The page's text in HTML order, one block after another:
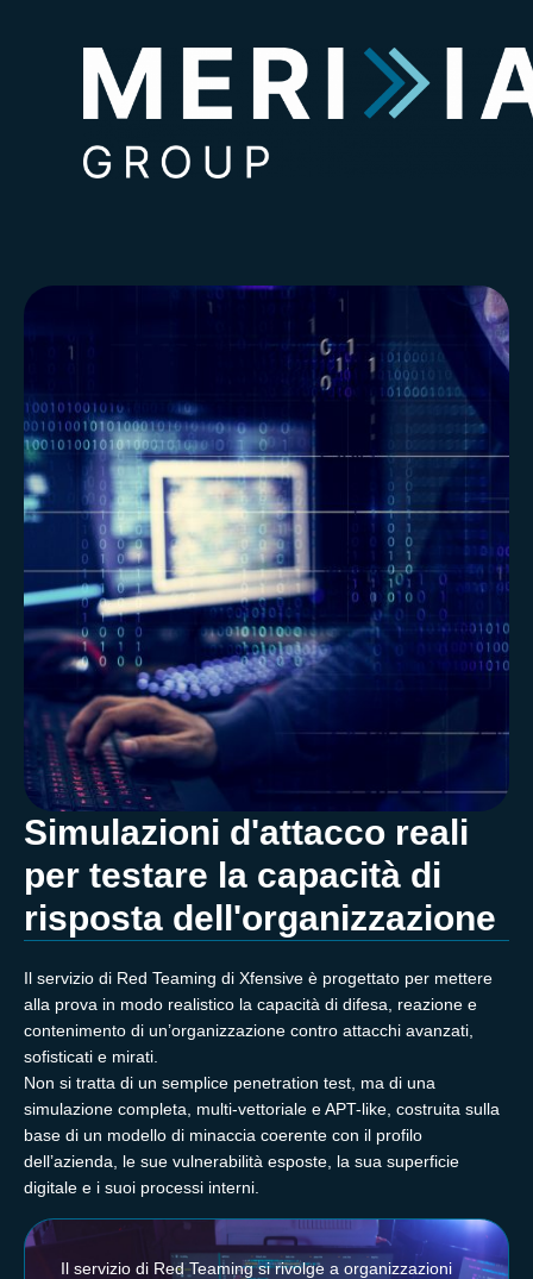
Il servizio di Red Teaming si rivolge a organizzazioni
Simulazioni d'attacco reali
per testare la capacità di
risposta dell'organizzazione
Il servizio di Red Teaming di Xfensive è progettato per mettere
alla prova in modo realistico la capacità di difesa, reazione e
contenimento di un’organizzazione contro attacchi avanzati,
sofisticati e mirati.
Non si tratta di un semplice penetration test, ma di una
simulazione completa, multi-vettoriale e APT-like, costruita sulla
base di un modello di minaccia coerente con il profilo
dell’azienda, le sue vulnerabilità esposte, la sua superficie
digitale e i suoi processi interni.